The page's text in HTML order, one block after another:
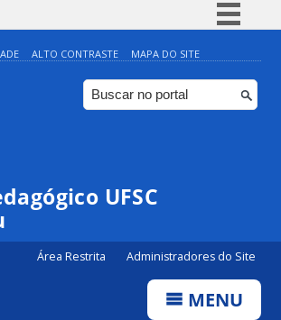
Simplifique!
Comunica BR
Participe
Canais
ALTO CONTRASTE MAPA DO SITE
UFSC
Área Restrita Administradores do Site
MENU